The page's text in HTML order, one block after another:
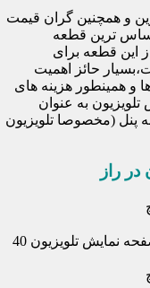
و همچنین گران قیمت
ترین قطعه
این قطعه برای
حائز اهمیت
و همینطور هزینه های
به عنوان
پنل (مخصوصا تلویزیون
راز
قیمت و خرید اینترنتی انواع محافظ صفحه نمایش تلویزیون 40